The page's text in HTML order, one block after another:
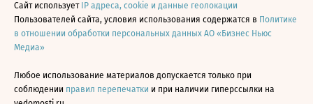
Сайт использует IP адреса, cookie и данные геолокации
Пользователей сайта, условия использования содержатся в Политике
в отношении обработки персональных данных АО «Бизнес Ньюс
Медиа»
Любое использование материалов допускается только при
соблюдении правил перепечатки и при наличии гиперссылки на